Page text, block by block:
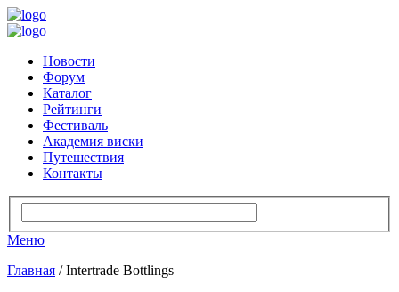
Новости
Форум
Каталог
Рейтинги
Фестиваль
Академия виски
Путешествия
Контакты
Меню
Главная / Intertrade Bottlings